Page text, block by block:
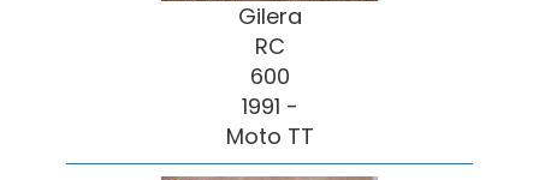
Gilera
RC
600
1991 -
Moto TT